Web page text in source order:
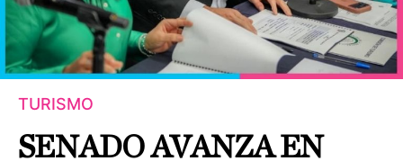
TURISMO
SENADO AVANZA EN